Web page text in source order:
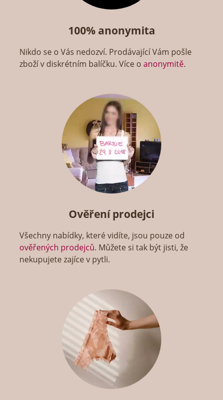
100% anonymita
Nikdo se o Vás nedozví. Prodávající Vám pošle
zboží v diskrétním balíčku. Více oanonymitě.
Ověření prodejci
Všechny nabídky, které vidíte, jsou pouze od
ověřených prodejců. Můžete si tak být jisti, že
nekupujete zajíce v pytli.